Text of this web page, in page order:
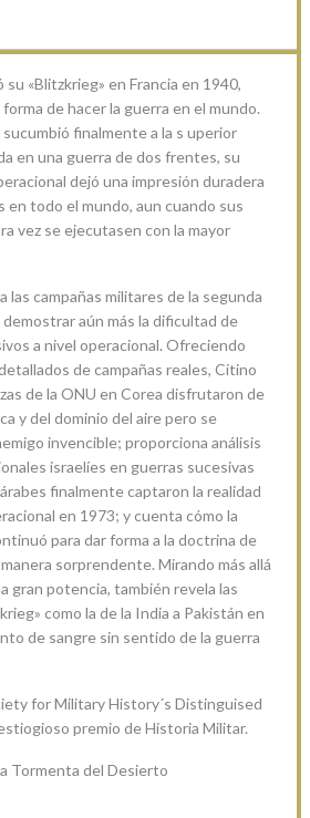
su «Blitzkrieg» en Francia en 1940,
de hacer la guerra en el mundo.
finalmente a la s uperior
en una guerra de dos frentes, su
dejó una impresión duradera
en todo el mundo, aun cuando sus
vez se ejecutasen con la mayor
las campañas militares de la segunda
aún más la dificultad de
a nivel operacional. Ofreciendo
de campañas reales, Citino
de la ONU en Corea disfrutaron de
y del dominio del aire pero se
invencible; proporciona análisis
israelíes en guerras sucesivas
finalmente captaron la realidad
en 1973; y cuenta cómo la
para dar forma a la doctrina de
sorprendente. Mirando más allá
gran potencia, también revela las
como la de la India a Pakistán en
de sangre sin sentido de la guerra
for Military History´s Distinguised
premio de Historia Militar.
Tormenta del Desierto